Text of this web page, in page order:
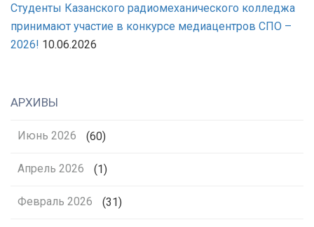
Студенты Казанского радиомеханического колледжа
принимают участие в конкурсе медиацентров СПО –
2026! 10.06.2026
АРХИВЫ
Июнь 2026 (60)
Апрель 2026 (1)
Февраль 2026 (31)